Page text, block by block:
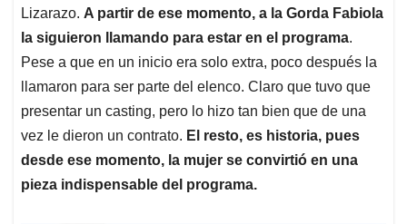
Lizarazo. A partir de ese momento, a la Gorda Fabiola
la siguieron llamando para estar en el programa.
Pese a que en un inicio era solo extra, poco después la
llamaron para ser parte del elenco. Claro que tuvo que
presentar un casting, pero lo hizo tan bien que de una
vez le dieron un contrato. El resto, es historia, pues
desde ese momento, la mujer se convirtió en una
pieza indispensable del programa.